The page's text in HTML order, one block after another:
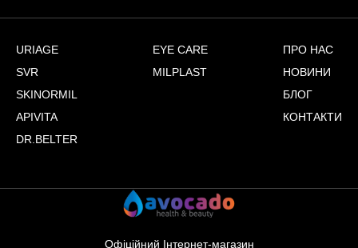
URIAGE
SVR
SKINORMIL
APIVITA
DR.BELTER
EYE CARE
MILPLAST
ПРО НАС
НОВИНИ
БЛОГ
КОНТАКТИ
Офіційний Інтернет-магазин